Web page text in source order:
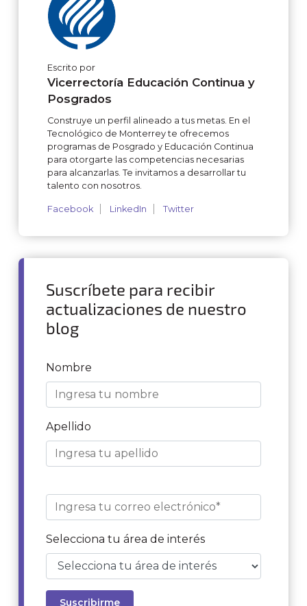
Escrito por
Vicerrectoría Educación Continua y
Posgrados
Construye un perfil alineado a tus metas. En el
Tecnológico de Monterrey te ofrecemos
programas de Posgrado y Educación Continua
para otorgarte las competencias necesarias
para alcanzarlas. Te invitamos a desarrollar tu
talento con nosotros.
Facebook LinkedIn Twitter
Suscríbete para recibir
actualizaciones de nuestro
blog
Nombre
Apellido
Selecciona tu área de interés